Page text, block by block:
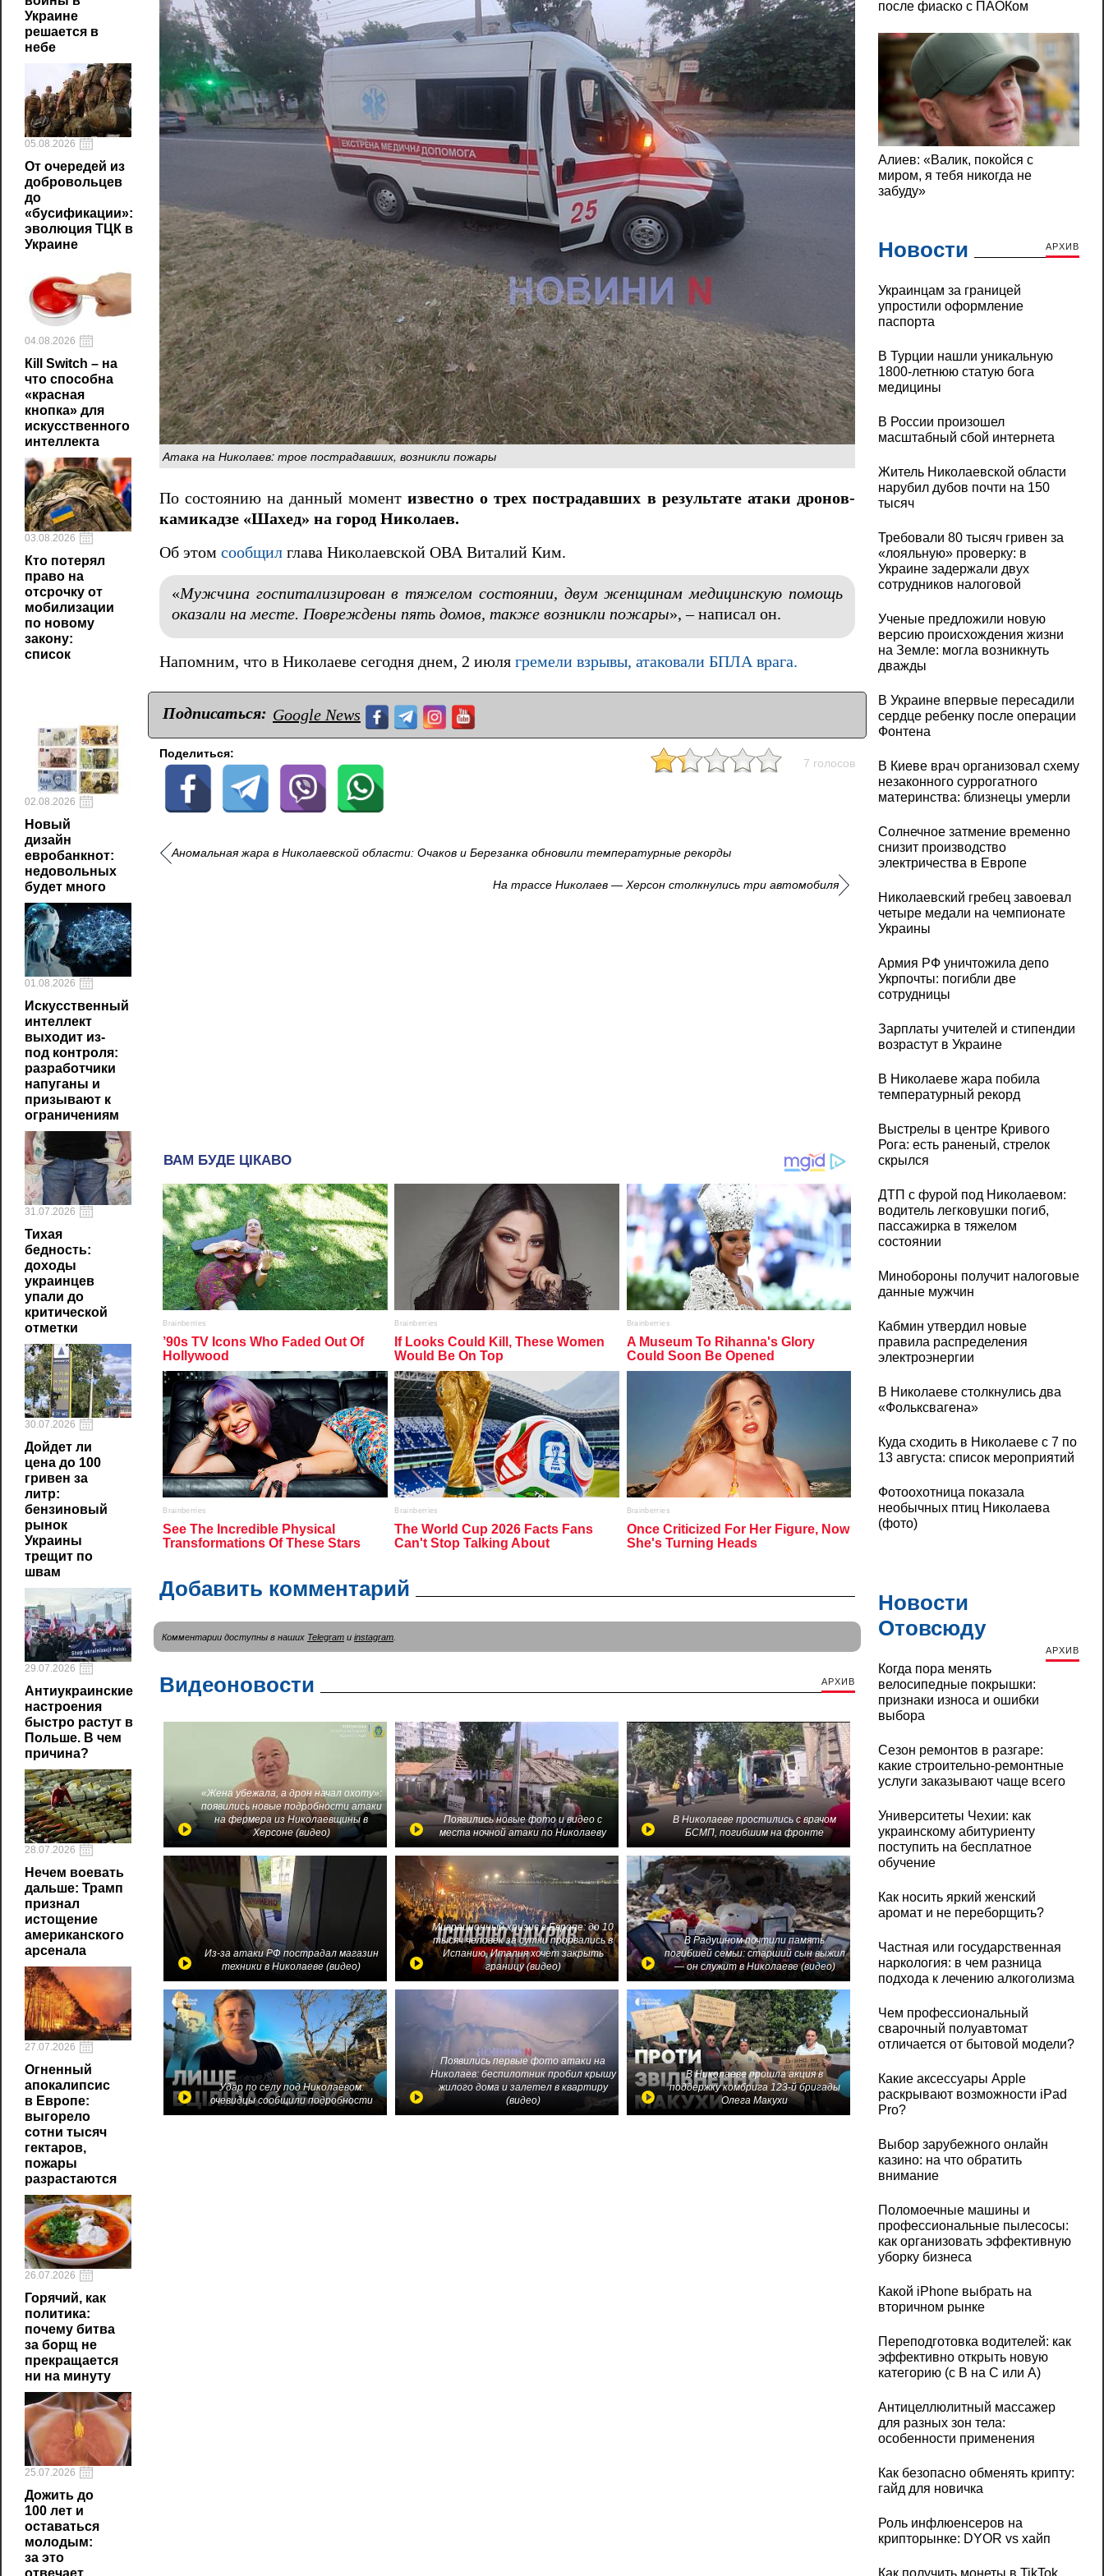
Украине
решается в
небе
05.08.2026
От очередей из
добровольцев
до
«бусификации»:
эволюция ТЦК в
Украине
04.08.2026
Кill Switch – на
что способна
«красная
кнопка» для
искусственного
интеллекта
03.08.2026
Кто потерял
право на
отсрочку от
мобилизации
по новому
закону:
список
02.08.2026
Новый
дизайн
евробанкнот:
недовольных
будет много
01.08.2026
Искусственный
интеллект
выходит из-
под контроля:
разработчики
напуганы и
призывают к
ограничениям
31.07.2026
Тихая
бедность:
доходы
украинцев
упали до
критической
отметки
30.07.2026
Дойдет ли
цена до 100
гривен за
литр:
бензиновый
рынок
Украины
трещит по
швам
29.07.2026
Антиукраинские
настроения
быстро растут в
Польше. В чем
причина?
28.07.2026
Нечем воевать
дальше: Трамп
признал
истощение
американского
арсенала
27.07.2026
Огненный
апокалипсис
в Европе:
выгорело
сотни тысяч
гектаров,
пожары
разрастаются
26.07.2026
Горячий, как
политика:
почему битва
за борщ не
прекращается
ни на минуту
25.07.2026
Дожить до
100 лет и
оставаться
молодым:
за это
отвечает
Атака на Николаев: трое пострадавших, возникли пожары
По состоянию на данный моментизвестно о трех пострадавших в результате атаки дронов-
камикадзе «Шахед» на город Николаев.
Об этом сообщил глава Николаевской ОВА Виталий Ким.
«Мужчина госпитализирован в тяжелом состоянии, двум женщинам медицинскую помощь
оказали на месте. Повреждены пять домов, также возникли пожары», – написал он.
Напомним, что в Николаеве сегодня днем, 2 июля гремели взрывы, атаковали БПЛА врага.
Подписаться: Google News
Поделиться:
7 голосов
Аномальная жара в Николаевской области: Очаков и Березанка обновили температурные рекорды
На трассе Николаев — Херсон столкнулись три автомобиля
Добавить комментарий
Комментарии доступны в наших Telegram и instagram
Видеоновости АРХИВ
«Жена убежала, а дрон начал охоту»:
появились новые подробности атаки
на фермера из Николаевщины в
Херсоне (видео)
Появились новые фото и видео с
места ночной атаки по Николаеву
В Николаеве простились с врачом
БСМП, погибшим на фронте
Из-за атаки РФ пострадал магазин
техники в Николаеве (видео)
Миграционный кризис в Европе: до 10
тысяч человек за сутки прорвались в
Испанию, Италия хочет закрыть
границу (видео)
В Радушном почтили память
погибшей семьи: старший сын выжил
— он служит в Николаеве (видео)
Удар по селу под Николаевом:
очевидцы сообщили подробности
Появились первые фото атаки на
Николаев: беспилотник пробил крышу
жилого дома и залетел в квартиру
(видео)
В Николаеве прошла акция в
поддержку комбрига 123-й бригады
Олега Макухи
Новости АРХИВ
Украинцам за границей
упростили оформление
паспорта
В Турции нашли уникальную
1800-летнюю статую бога
медицины
В России произошел
масштабный сбой интернета
Житель Николаевской области
нарубил дубов почти на 150
тысяч
Требовали 80 тысяч гривен за
«лояльную» проверку: в
Украине задержали двух
сотрудников налоговой
Ученые предложили новую
версию происхождения жизни
на Земле: могла возникнуть
дважды
В Украине впервые пересадили
сердце ребенку после операции
Фонтена
В Киеве врач организовал схему
незаконного суррогатного
материнства: близнецы умерли
Солнечное затмение временно
снизит производство
электричества в Европе
Николаевский гребец завоевал
четыре медали на чемпионате
Украины
Армия РФ уничтожила депо
Укрпочты: погибли две
сотрудницы
Зарплаты учителей и стипендии
возрастут в Украине
В Николаеве жара побила
температурный рекорд
Выстрелы в центре Кривого
Рога: есть раненый, стрелок
скрылся
ДТП с фурой под Николаевом:
водитель легковушки погиб,
пассажирка в тяжелом
состоянии
Минобороны получит налоговые
данные мужчин
Кабмин утвердил новые
правила распределения
электроэнергии
В Николаеве столкнулись два
«Фольксвагена»
Куда сходить в Николаеве с 7 по
13 августа: список мероприятий
Фотоохотница показала
необычных птиц Николаева
(фото)
Новости
Отовсюду
АРХИВ
Когда пора менять
велосипедные покрышки:
признаки износа и ошибки
выбора
Сезон ремонтов в разгаре:
какие строительно-ремонтные
услуги заказывают чаще всего
Университеты Чехии: как
украинскому абитуриенту
поступить на бесплатное
обучение
Как носить яркий женский
аромат и не переборщить?
Частная или государственная
наркология: в чем разница
подхода к лечению алкоголизма
Чем профессиональный
сварочный полуавтомат
отличается от бытовой модели?
Какие аксессуары Apple
раскрывают возможности iPad
Pro?
Выбор зарубежного онлайн
казино: на что обратить
внимание
Поломоечные машины и
профессиональные пылесосы:
как организовать эффективную
уборку бизнеса
Какой iPhone выбрать на
вторичном рынке
Переподготовка водителей: как
эффективно открыть новую
категорию (с B на C или А)
Антицеллюлитный массажер
для разных зон тела:
особенности применения
Как безопасно обменять крипту:
гайд для новичка
Роль инфлюенсеров на
крипторынке: DYOR vs хайп